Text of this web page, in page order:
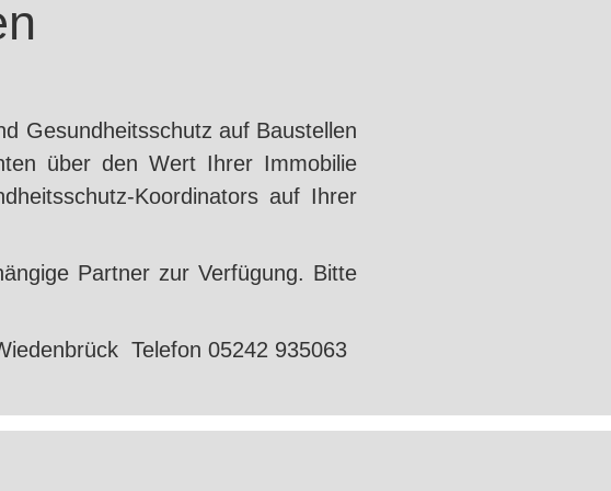
Gesundheitsschutz auf Baustellen
über den Wert Ihrer Immobilie
Koordinators auf Ihrer
Partner zur Verfügung. Bitte
Telefon 05242 935063